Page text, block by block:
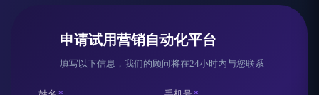
申请试用营销自动化平台
填写以下信息，我们的顾问将在24小时内与您联系